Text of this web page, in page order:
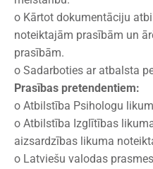
o Kārtot dokumentāciju
noteiktajām prasībām un
prasībām.
o Sadarboties ar atbalsta
Prasības pretendentiem:
o Atbilstība Psihologu
o Atbilstība Izglītības
aizsardzības likuma
o Latviešu valodas